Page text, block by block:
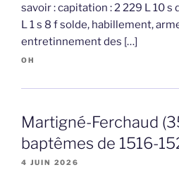
savoir : capitation : 2 229 L 10 s
L 1 s 8 f solde, habillement,
entretinnement des […]
OH
Martigné-Ferchaud
baptêmes de 1516-
4 JUIN 2026